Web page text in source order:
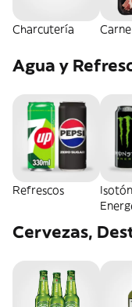
Charcutería Carne
Agua y
Refrescos
Cervezas,